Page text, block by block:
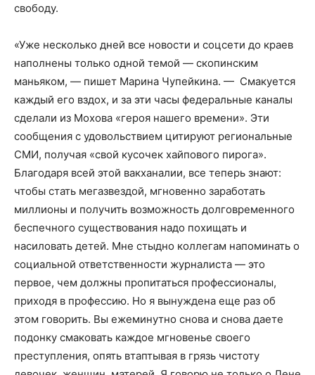
свободу.
«Уже несколько дней все новости и соцсети до краев
наполнены только одной темой — скопинским
маньяком, — пишет Марина Чупейкина. — Смакуется
каждый его вздох, и за эти часы федеральные каналы
сделали из Мохова «героя нашего времени». Эти
сообщения с удовольствием цитируют региональные
СМИ, получая «свой кусочек хайпового пирога».
Благодаря всей этой вакханалии, все теперь знают:
чтобы стать мегазвездой, мгновенно заработать
миллионы и получить возможность долговременного
беспечного существования надо похищать и
насиловать детей. Мне стыдно коллегам напоминать о
социальной ответственности журналиста — это
первое, чем должны пропитаться профессионалы,
приходя в профессию. Но я вынуждена еще раз об
этом говорить. Вы ежеминутно снова и снова даете
подонку смаковать каждое мгновенье своего
преступления, опять втаптывая в грязь чистоту